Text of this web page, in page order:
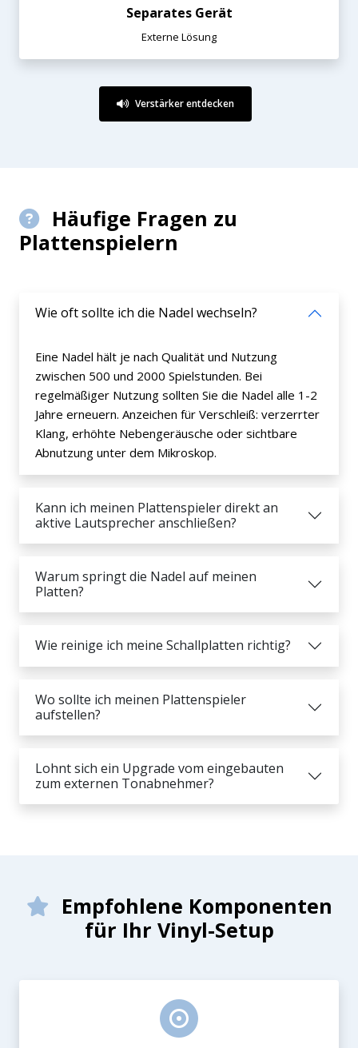
Separates Gerät
Externe Lösung
Verstärker entdecken
Häufige Fragen zu
Plattenspielern
Wie oft sollte ich die Nadel wechseln?
Eine Nadel hält je nach Qualität und Nutzung
zwischen 500 und 2000 Spielstunden. Bei
regelmäßiger Nutzung sollten Sie die Nadel alle 1-2
Jahre erneuern. Anzeichen für Verschleiß: verzerrter
Klang, erhöhte Nebengeräusche oder sichtbare
Abnutzung unter dem Mikroskop.
Kann ich meinen Plattenspieler direkt an
aktive Lautsprecher anschließen?
Warum springt die Nadel auf meinen
Platten?
Wie reinige ich meine Schallplatten richtig?
Wo sollte ich meinen Plattenspieler
aufstellen?
Lohnt sich ein Upgrade vom eingebauten
zum externen Tonabnehmer?
Empfohlene Komponenten
für Ihr Vinyl-Setup